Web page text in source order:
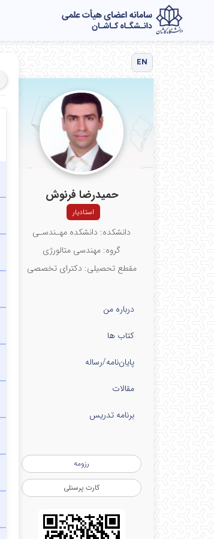
EN
حمیدرضا فرنوش
استادیار
دانشکده: دانشکده مهـندسـی
گروه: مهندسی متالورژی
مقطع تحصیلی: دکترای تخصصی
درباره من
کتاب ها
پایان‌نامه‌/رساله
مقالات
برنامه تدریس
رزومه
کارت پرسنلی